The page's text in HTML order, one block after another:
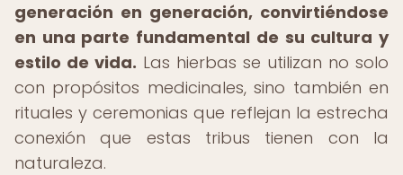
generación en generación, convirtiéndose
en una parte fundamental de su cultura y
estilo de vida. Las hierbas se utilizan no solo
con propósitos medicinales, sino también en
rituales y ceremonias que reflejan la estrecha
conexión que estas tribus tienen con la
naturaleza.